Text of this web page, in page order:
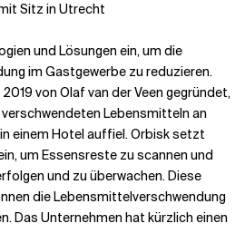
Sitz in Utrecht
und Lösungen ein, um die
im Gastgewerbe zu reduzieren.
von Olaf van der Veen gegründet,
Lebensmitteln an
einem Hotel auffiel. Orbisk setzt
um Essensreste zu scannen und
und zu überwachen. Diese
die Lebensmittelverschwendung
Das Unternehmen hat kürzlich einen